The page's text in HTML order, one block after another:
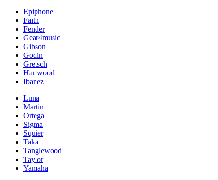
Epiphone
Faith
Fender
Gear4music
Gibson
Godin
Gretsch
Hartwood
Ibanez
Luna
Martin
Ortega
Sigma
Squier
Taka
Tanglewood
Taylor
Yamaha